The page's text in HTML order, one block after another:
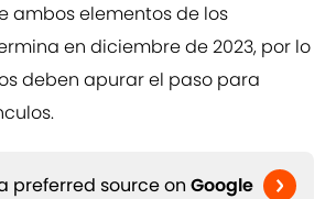
ambos elementos de los
en diciembre de 2023, por lo
deben apurar el paso para
preferred source on Google